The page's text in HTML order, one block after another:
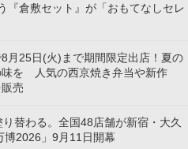
『倉敷セット』が「おもてなしセレ
月25日(火)まで期間限定出店！夏の
味を 人気の西京焼き弁当や新作
売
替わる。全国48店舗が新宿・大久
博2026」9月11日開幕